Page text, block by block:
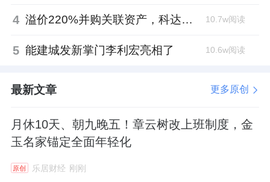
4 溢价220%并购关联资产，科达制造近75亿元重组被否 10.7w阅读
5 能建城发新掌门李利宏亮相了 10.6w阅读
最新文章 更多原创
月休10天、朝九晚五！章云树改上班制度，金
玉名家锚定全面年轻化
原创 乐居财经 刚刚